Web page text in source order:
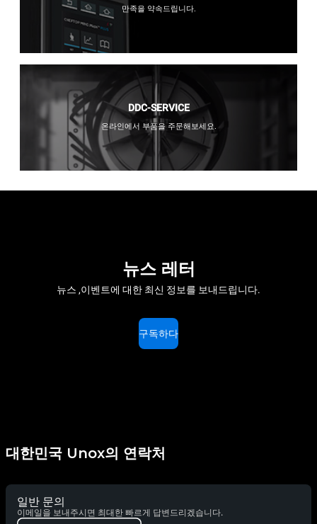
만족을 약속드립니다.
DDC-SERVICE
온라인에서 부품을 주문해보세요.
뉴스 레터
뉴스 ,이벤트에 대한 최신 정보를 보내드립니다.
구독하다
대한민국 Unox의 연락처
일반 문의
이메일을 보내주시면 최대한 빠르게 답변드리겠습니다.